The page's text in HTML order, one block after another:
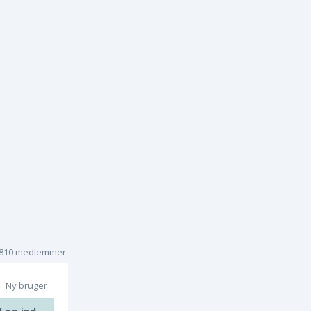
medlemmer
Ny bruger